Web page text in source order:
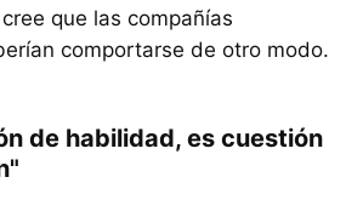
que las compañías
comportarse de otro modo.
de habilidad, es cuestión